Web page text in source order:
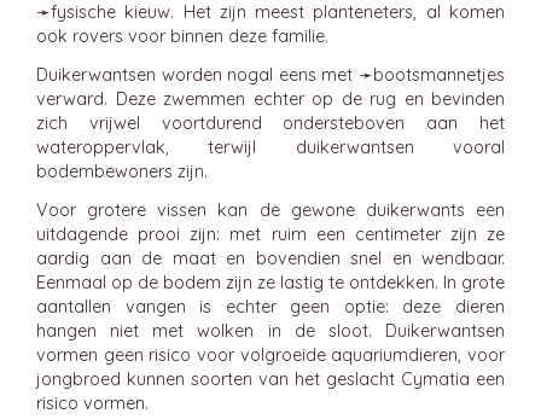
➛fysische kieuw. Het zijn meest planteneters, al komen
ook rovers voor binnen deze familie.
Duikerwantsen worden nogal eens met ➛bootsmannetjes
verward. Deze zwemmen echter op de rug en bevinden
zich vrijwel voortdurend ondersteboven aan het
wateroppervlak, terwijl duikerwantsen vooral
bodembewoners zijn.
Voor grotere vissen kan de gewone duikerwants een
uitdagende prooi zijn: met ruim een centimeter zijn ze
aardig aan de maat en bovendien snel en wendbaar.
Eenmaal op de bodem zijn ze lastig te ontdekken. In grote
aantallen vangen is echter geen optie: deze dieren
hangen niet met wolken in de sloot. Duikerwantsen
vormen geen risico voor volgroeide aquariumdieren, voor
jongbroed kunnen soorten van het geslacht Cymatia een
risico vormen.